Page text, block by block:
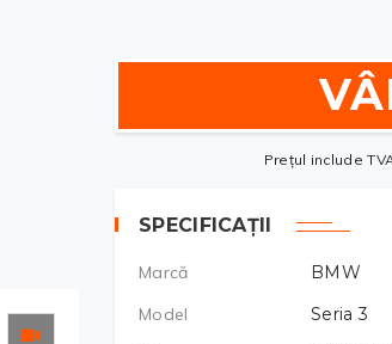
Prețul include
SPECIFICAȚII
Marcă
BMW
Model
Seria 3